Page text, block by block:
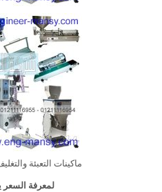
ماكينات التعبئة
لمعرفة السعر